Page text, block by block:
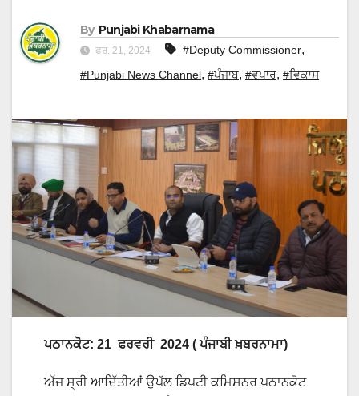
By Punjabi Khabarnama
ਫਰ. 21, 2024 #Deputy Commissioner,
#Punjabi News Channel, #ਪੰਜਾਬ, #ਵਪਾਰ, #ਵਿਕਾਸ
ਪਠਾਨਕੋਟ: 21 ਫਰਵਰੀ 2024 ( ਪੰਜਾਬੀ ਖ਼ਬਰਨਾਮਾ)
ਅੱਜ ਸ੍ਰੀ ਆਦਿੱਤੀਆਂ ਉਪੱਲ ਡਿਪਟੀ ਕਮਿਸਨਰ ਪਠਾਨਕੋਟ